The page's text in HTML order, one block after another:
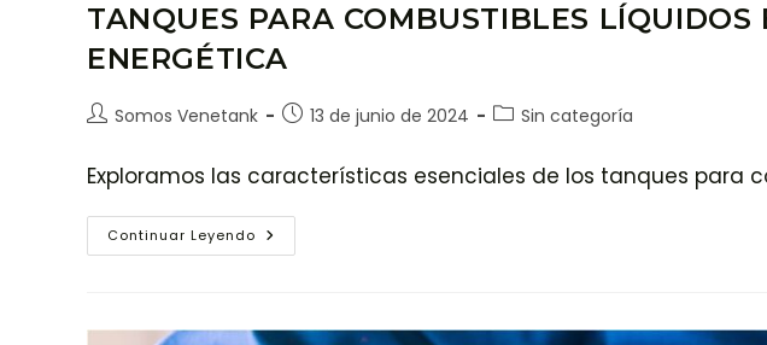
TANQUES PARA COMBUSTIBLES
ENERGÉTICA
Somos Venetank 13 de junio de 2024 Sin categoría
Exploramos las características esenciales de los tanques para
Continuar Leyendo